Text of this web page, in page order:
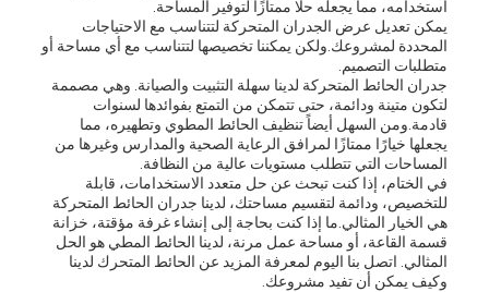
استخدامه، مما يجعله حلًا ممتازًا لتوفير المساحة.
يمكن تعديل عرض الجدران المتحركة لتتناسب مع الاحتياجات
المحددة لمشروعك.ولكن يمكننا تخصيصها لتتناسب مع أي مساحة أو
متطلبات التصميم.
جدران الحائط المتحركة لدينا سهلة التثبيت والصيانة. وهي مصممة
لتكون متينة ودائمة، حتى تتمكن من التمتع بفوائدها لسنوات
قادمة.ومن السهل أيضاً تنظيف الحائط المطوي وتطهيره، مما
يجعلها خيارًا ممتازًا لمرافق الرعاية الصحية والمدارس وغيرها من
المساحات التي تتطلب مستويات عالية من النظافة.
في الختام، إذا كنت تبحث عن حل متعدد الاستخدامات، قابلة
للتخصيص، ودائمة لتقسيم مساحتك، لدينا جدران الحائط المتحركة
هي الخيار المثالي.ما إذا كنت بحاجة إلى إنشاء غرفة مؤقتة، خزانة
قسمة القاعة، أو مساحة عمل مرنة، لدينا الحائط المطي هو الحل
المثالي. اتصل بنا اليوم لمعرفة المزيد عن الحائط المتحرك لدينا
وكيف يمكن أن تفيد مشروعك.